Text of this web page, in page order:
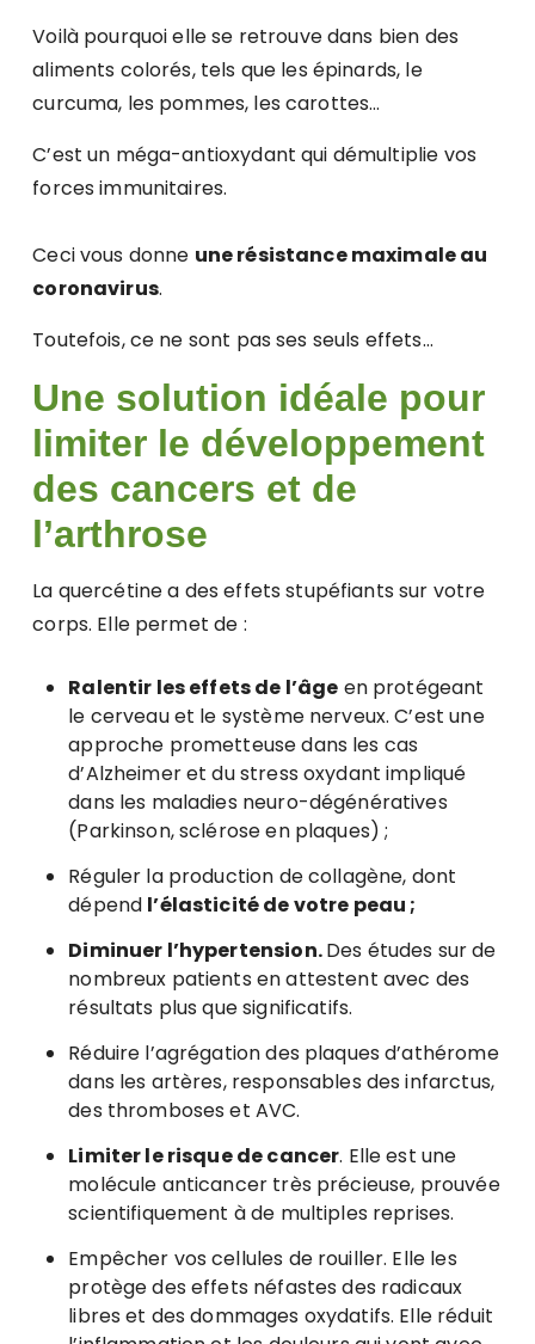
Voilà pourquoi elle se retrouve dans bien des
aliments colorés, tels que les épinards, le
curcuma, les pommes, les carottes…
C’est un méga-antioxydant qui démultiplie vos
forces immunitaires.
Ceci vous donne une résistance maximale au
coronavirus.
Toutefois, ce ne sont pas ses seuls effets…
Une solution idéale pour
limiter le développement
des cancers et de
l’arthrose
La quercétine a des effets stupéfiants sur votre
corps. Elle permet de :
Ralentir les effets de l’âge en protégeant
le cerveau et le système nerveux. C’est une
approche prometteuse dans les cas
d’Alzheimer et du stress oxydant impliqué
dans les maladies neuro-dégénératives
(Parkinson, sclérose en plaques) ;
Réguler la production de collagène, dont
dépend l’élasticité de votre peau ;
Diminuer l’hypertension.Des études sur de
nombreux patients en attestent avec des
résultats plus que significatifs.
Réduire l’agrégation des plaques d’athérome
dans les artères, responsables des infarctus,
des thromboses et AVC.
Limiter le risque de cancer. Elle est une
molécule anticancer très précieuse, prouvée
scientifiquement à de multiples reprises.
Empêcher vos cellules de rouiller. Elle les
protège des effets néfastes des radicaux
libres et des dommages oxydatifs. Elle réduit